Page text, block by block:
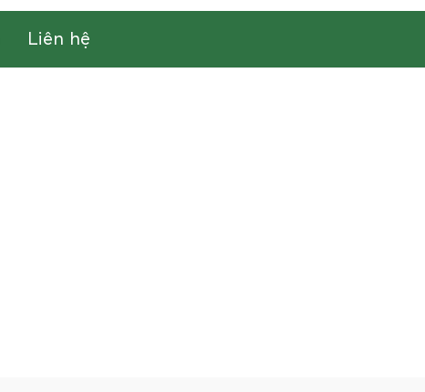
Liên hệ